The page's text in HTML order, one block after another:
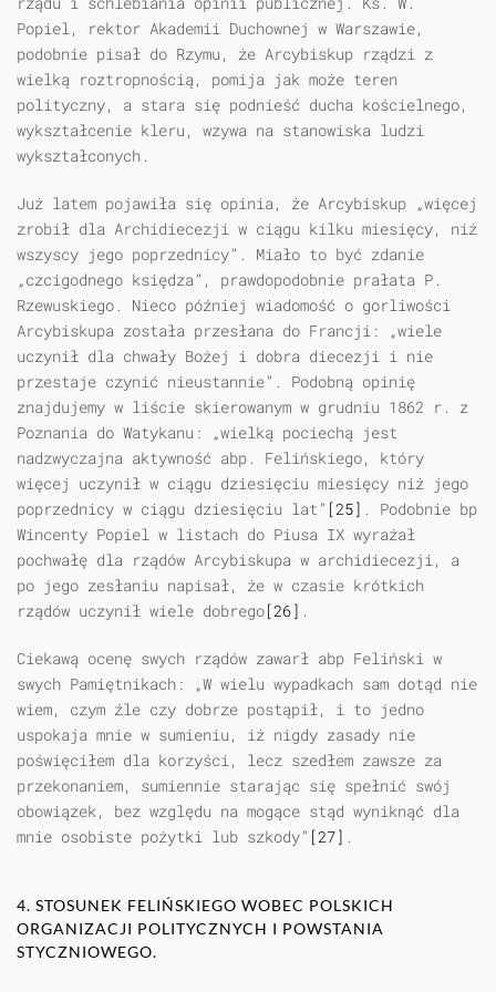
Popiel, rektor Akademii Duchownej w Warszawie,
podobnie pisał do Rzymu, że Arcybiskup rządzi z
wielką roztropnością, pomija jak może teren
polityczny, a stara się podnieść ducha kościelnego,
wykształcenie kleru, wzywa na stanowiska ludzi
wykształconych.
Już latem pojawiła się opinia, że Arcybiskup „więcej
zrobił dla Archidiecezji w ciągu kilku miesięcy, niż
wszyscy jego poprzednicy”. Miało to być zdanie
„czcigodnego księdza”, prawdopodobnie prałata P.
Rzewuskiego. Nieco później wiadomość o gorliwości
Arcybiskupa została przesłana do Francji: „wiele
uczynił dla chwały Bożej i dobra diecezji i nie
przestaje czynić nieustannie”. Podobną opinię
znajdujemy w liście skierowanym w grudniu 1862 r. z
Poznania do Watykanu: „wielką pociechą jest
nadzwyczajna aktywność abp. Felińskiego, który
więcej uczynił w ciągu dziesięciu miesięcy niż jego
poprzednicy w ciągu dziesięciu lat” [25] . Podobnie bp
Wincenty Popiel w listach do Piusa IX wyrażał
pochwałę dla rządów Arcybiskupa w archidiecezji, a
po jego zesłaniu napisał, że w czasie krótkich
rządów uczynił wiele dobrego[26] .
Ciekawą ocenę swych rządów zawarł abp Feliński w
swych Pamiętnikach: „W wielu wypadkach sam dotąd nie
wiem, czym źle czy dobrze postąpił, i to jedno
uspokaja mnie w sumieniu, iż nigdy zasady nie
poświęciłem dla korzyści, lecz szedłem zawsze za
przekonaniem, sumiennie starając się spełnić swój
obowiązek, bez względu na mogące stąd wyniknąć dla
mnie osobiste pożytki lub szkody” [27] .
4. STOSUNEK FELIŃSKIEGO WOBEC POLSKICH
ORGANIZACJI POLITYCZNYCH I POWSTANIA
STYCZNIOWEGO.